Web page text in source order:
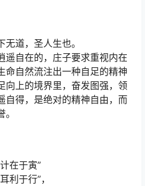
道，圣人生也。
遥自在的，庄子要求重视内在
命自然流注出一种自足的精神
向上的境界里，奋发图强，领
得，是绝对的精神自由，而
在于寅”
利于行”，